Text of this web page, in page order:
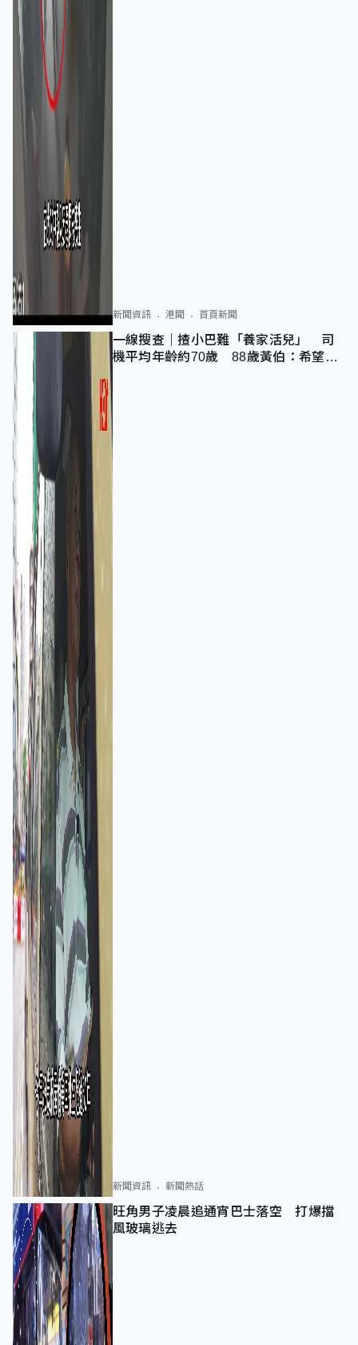
新聞資訊 港聞 首頁新聞
一線搜查｜揸小巴難「養家活兒」 司
機平均年齡約70歲 88歲黃伯：希望一
新聞資訊 新聞熱話
旺角男子凌晨追通宵巴士落空 打爆擋
風玻璃逃去